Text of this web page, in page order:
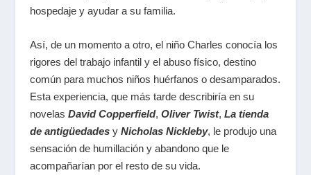
hospedaje y ayudar a su familia.
Así, de un momento a otro, el niño Charles conocía los
rigores del trabajo infantil y el abuso físico, destino
común para muchos niños huérfanos o desamparados.
Esta experiencia, que más tarde describiría en su
novelas David Copperfield, Oliver Twist, La tienda
de antigüedadesy Nicholas Nickleby, le produjo una
sensación de humillación y abandono que le
acompañarían por el resto de su vida.